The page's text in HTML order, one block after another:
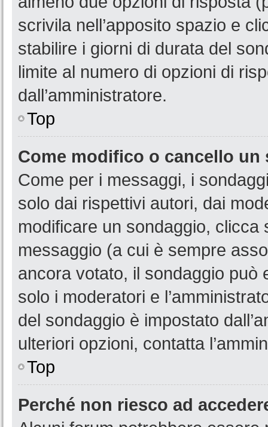
scrivila nell’apposito spazio e
stabilire i giorni di durata del
limite al numero di opzioni di
dall’amministratore.
Top
Come modifico o cancello un
Come per i messaggi, i
solo dai rispettivi autori, dai
modificare un sondaggio,
messaggio (a cui è sempre
ancora votato, il sondaggio può
solo i moderatori e
del sondaggio è impostato
ulteriori opzioni, contatta
Top
Perché non riesco ad